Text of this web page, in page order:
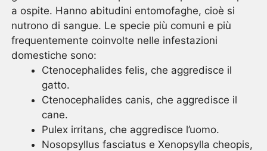
a ospite. Hanno abitudini entomofaghe, cioè si
nutrono di sangue. Le specie più comuni e più
frequentemente coinvolte nelle infestazioni
domestiche sono:
Ctenocephalides felis, che aggredisce il
gatto.
Ctenocephalides canis, che aggredisce il
cane.
Pulex irritans, che aggredisce l’uomo.
Nosopsyllus fasciatus e Xenopsylla cheopis,